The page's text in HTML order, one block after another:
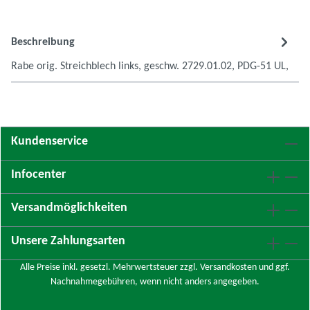
Beschreibung
Rabe orig. Streichblech links, geschw. 2729.01.02, PDG-51 UL,
Kundenservice
Infocenter
Versandmöglichkeiten
Unsere Zahlungsarten
Alle Preise inkl. gesetzl. Mehrwertsteuer zzgl. Versandkosten und ggf.
Nachnahmegebühren, wenn nicht anders angegeben.